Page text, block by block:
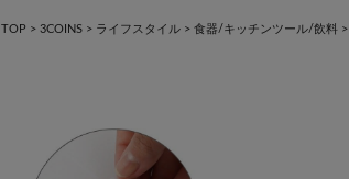
TOP > 3COINS > ライフスタイル > 食器/キッチンツール/飲料 >